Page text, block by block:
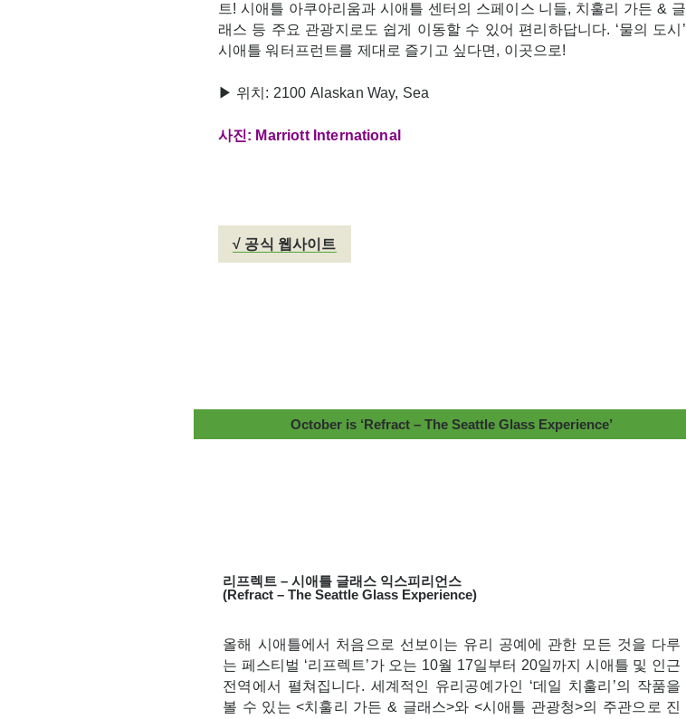
트! 시애틀 아쿠아리움과 시애틀 센터의 스페이스 니들, 치훌리 가든 & 글
래스 등 주요 관광지로도 쉽게 이동할 수 있어 편리하답니다. ‘물의 도시’
시애틀 워터프런트를 제대로 즐기고 싶다면, 이곳으로!
▶ 위치: 2100 Alaskan Way, Sea
사진: Marriott International
√ 공식 웹사이트
October is ‘Refract – The Seattle Glass Experience’
리프렉트 – 시애틀 글래스 익스피리언스
(Refract – The Seattle Glass Experience)
올해 시애틀에서 처음으로 선보이는 유리 공예에 관한 모든 것을 다루
는 페스티벌 ‘리프렉트’가 오는 10월 17일부터 20일까지 시애틀 및 인근
전역에서 펼쳐집니다. 세계적인 유리공예가인 ‘데일 치훌리’의 작품을
볼 수 있는 <치훌리 가든 & 글래스>와 <시애틀 관광청>의 주관으로 진